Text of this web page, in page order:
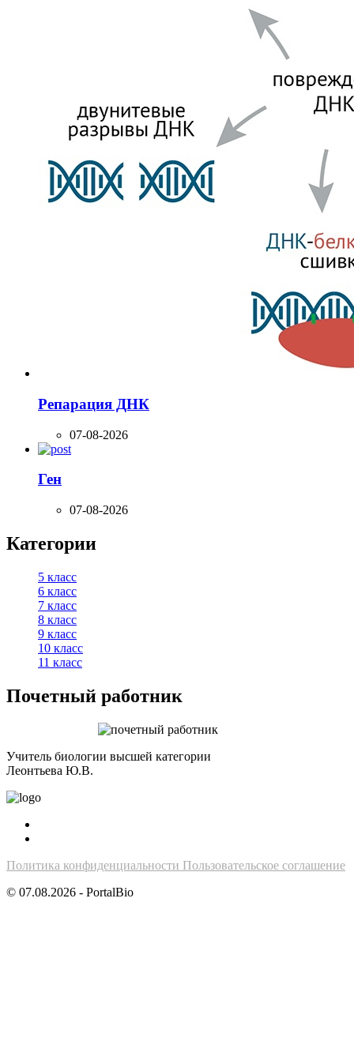
Репарация ДНК
07-08-2026
Ген
07-08-2026
Категории
5 класс
6 класс
7 класс
8 класс
9 класс
10 класс
11 класс
Почетный работник
Учитель биологии высшей категории
Леонтьева Ю.В.
Политика конфиденциальности Пользовательское соглашение
© 07.08.2026 - PortalBio